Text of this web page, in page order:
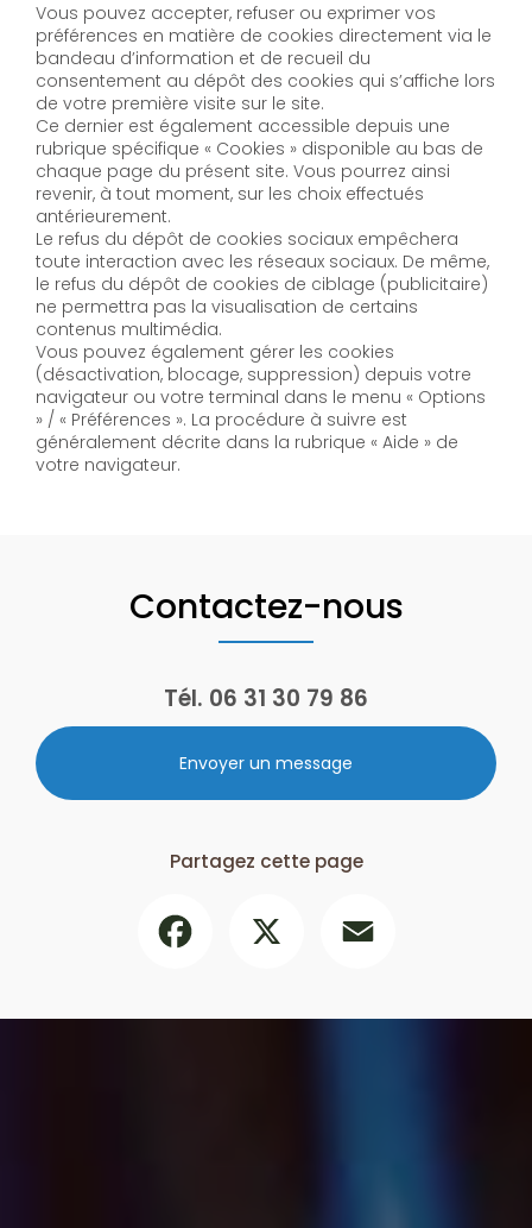
Vous pouvez accepter, refuser ou exprimer vos
préférences en matière de cookies directement via le
bandeau d’information et de recueil du
consentement au dépôt des cookies qui s’affiche lors
de votre première visite sur le site.
Ce dernier est également accessible depuis une
rubrique spécifique « Cookies » disponible au bas de
chaque page du présent site. Vous pourrez ainsi
revenir, à tout moment, sur les choix effectués
antérieurement.
Le refus du dépôt de cookies sociaux empêchera
toute interaction avec les réseaux sociaux. De même,
le refus du dépôt de cookies de ciblage (publicitaire)
ne permettra pas la visualisation de certains
contenus multimédia.
Vous pouvez également gérer les cookies
(désactivation, blocage, suppression) depuis votre
navigateur ou votre terminal dans le menu « Options
» / « Préférences ». La procédure à suivre est
généralement décrite dans la rubrique « Aide » de
votre navigateur.
Contactez-nous
Tél. 06 31 30 79 86
Envoyer un message
Partagez cette page